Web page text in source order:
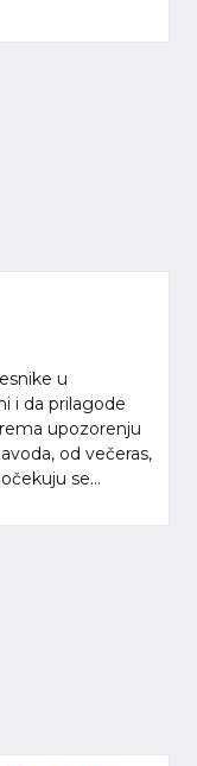
u
i da prilagode
upozorenju
od večeras,
se...